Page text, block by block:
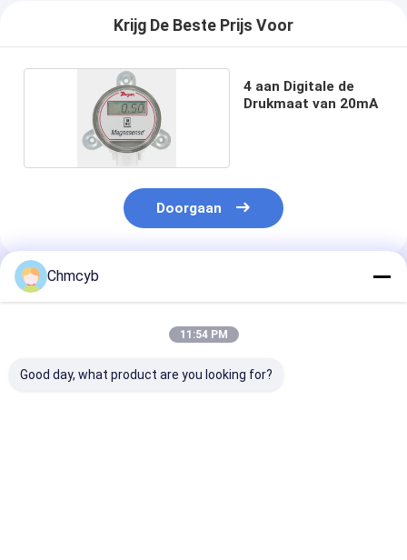
Krijg De Beste Prijs Voor
4 aan Digitale de
Drukmaat van 20mA
Doorgaan
Geadviseerde Producten
Chmcyb
11:54 PM
Good day, what product are you looking for?